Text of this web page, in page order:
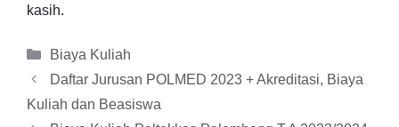
kasih.
Kategori
Biaya Kuliah
Daftar Jurusan POLMED 2023 + Akreditasi, Biaya
Kuliah dan Beasiswa